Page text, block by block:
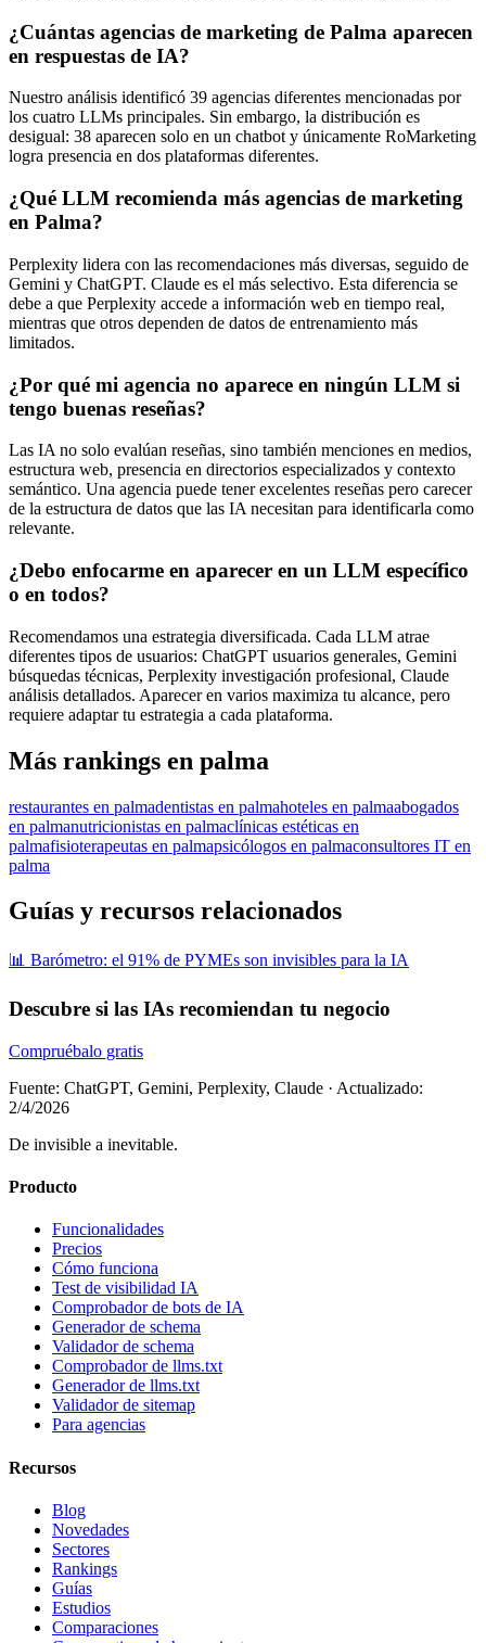
¿Cuántas agencias de marketing de Palma aparecen
en respuestas de IA?
Nuestro análisis identificó 39 agencias diferentes mencionadas por
los cuatro LLMs principales. Sin embargo, la distribución es
desigual: 38 aparecen solo en un chatbot y únicamente RoMarketing
logra presencia en dos plataformas diferentes.
¿Qué LLM recomienda más agencias de marketing
en Palma?
Perplexity lidera con las recomendaciones más diversas, seguido de
Gemini y ChatGPT. Claude es el más selectivo. Esta diferencia se
debe a que Perplexity accede a información web en tiempo real,
mientras que otros dependen de datos de entrenamiento más
limitados.
¿Por qué mi agencia no aparece en ningún LLM si
tengo buenas reseñas?
Las IA no solo evalúan reseñas, sino también menciones en medios,
estructura web, presencia en directorios especializados y contexto
semántico. Una agencia puede tener excelentes reseñas pero carecer
de la estructura de datos que las IA necesitan para identificarla como
relevante.
¿Debo enfocarme en aparecer en un LLM específico
o en todos?
Recomendamos una estrategia diversificada. Cada LLM atrae
diferentes tipos de usuarios: ChatGPT usuarios generales, Gemini
búsquedas técnicas, Perplexity investigación profesional, Claude
análisis detallados. Aparecer en varios maximiza tu alcance, pero
requiere adaptar tu estrategia a cada plataforma.
Más rankings en palma
restaurantes en palmadentistas en palmahoteles en palmaabogados
en palmanutricionistas en palmaclínicas estéticas en
palmafisioterapeutas en palmapsicólogos en palmaconsultores IT en
palma
Guías y recursos relacionados
📊 Barómetro: el 91% de PYMEs son invisibles para la IA
Descubre si las IAs recomiendan tu negocio
Compruébalo gratis
Fuente: ChatGPT, Gemini, Perplexity, Claude · Actualizado:
2/4/2026
De invisible a inevitable.
Producto
Funcionalidades
Precios
Cómo funciona
Test de visibilidad IA
Comprobador de bots de IA
Generador de schema
Validador de schema
Comprobador de llms.txt
Generador de llms.txt
Validador de sitemap
Para agencias
Recursos
Blog
Novedades
Sectores
Rankings
Guías
Estudios
Comparaciones